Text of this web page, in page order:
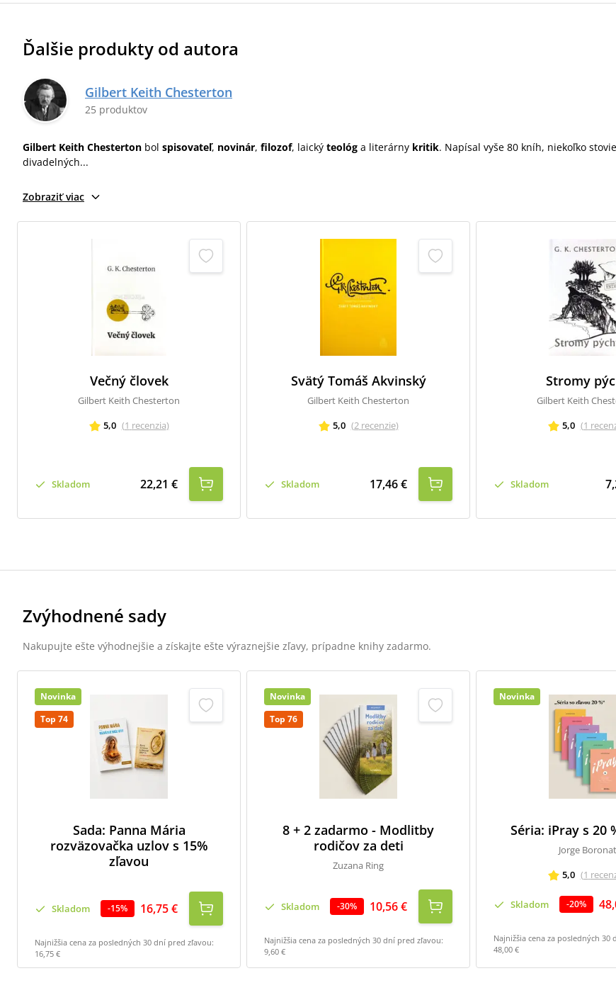
Ďalšie produkty od autora
Gilbert Keith Chesterton
25 produktov
Gilbert Keith Chesterton bol spisovateľ, novinár, filozof, laický teológ a literárny kritik. Napísal vyše 80 kníh, niekoľko
divadelných...
Zobraziť viac
Večný človek
Gilbert Keith Chesterton
5,0 (1 recenzia)
Skladom 22,21 €
Svätý Tomáš Akvinský
Gilbert Keith Chesterton
5,0 (2 recenzie)
Skladom 17,46 €
Stromy
Gilbert Keith
5,0 (1
Skladom
Zvýhodnené sady
Nakupujte ešte výhodnejšie a získajte ešte výraznejšie zľavy, prípadne knihy zadarmo.
Novinka
Top 74
Sada: Panna Mária
rozväzovačka uzlov s 15%
zľavou
Skladom -15% 16,75 €
Najnižšia cena za posledných 30 dní pred zľavou:
16,75 €
Novinka
Top 76
8 + 2 zadarmo - Modlitby
rodičov za deti
Zuzana Ring
Skladom -30% 10,56 €
Najnižšia cena za posledných 30 dní pred zľavou:
9,60 €
Novinka
Séria: iPray s 20
Jorge Boronat
5,0 (1
Skladom -20%
Najnižšia cena za posledných 30
48,00 €